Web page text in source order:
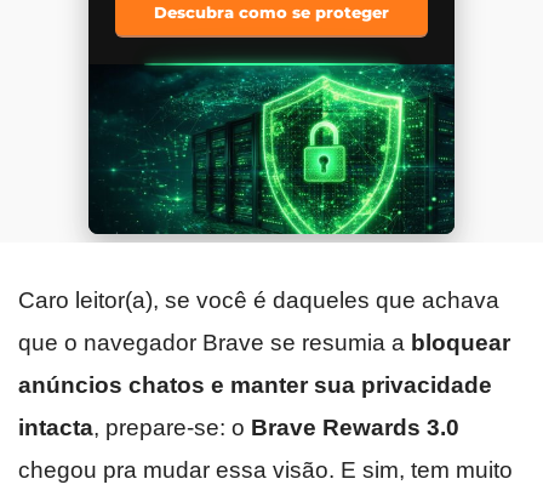
Descubra como se proteger
Caro leitor(a), se você é daqueles que achava
que o navegador Brave se resumia a bloquear
anúncios chatos e manter sua privacidade
intacta, prepare-se: o Brave Rewards 3.0
chegou pra mudar essa visão. E sim, tem muito